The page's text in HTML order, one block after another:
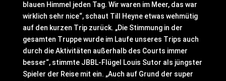
blauen Himmel jeden Tag. Wir waren im Meer, das war
wirklich sehr nice“, schaut Till Heyne etwas wehmütig
auf den kurzen Trip zurück. „Die Stimmung in der
gesamten Truppe wurde im Laufe unseres Trips auch
durch die Aktivitäten außerhalb des Courts immer
besser“, stimmte JBBL-Flügel Louis Sutor als jüngster
Spieler der Reise mit ein. „Auch auf Grund der super